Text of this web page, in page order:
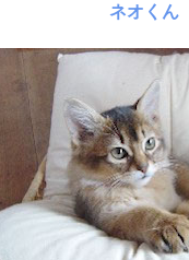
ネオくん